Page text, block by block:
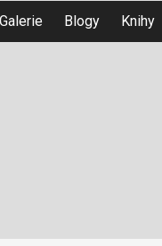
Galerie Blogy Knihy